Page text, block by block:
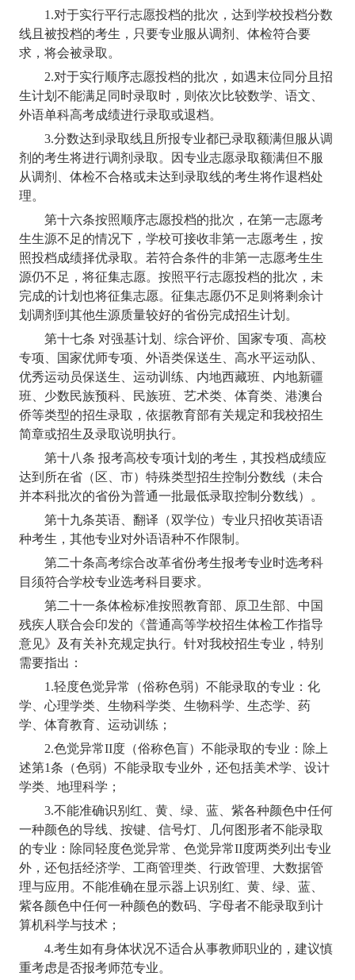
1.对于实行平行志愿投档的批次，达到学校投档分数
线且被投档的考生，只要专业服从调剂、体检符合要
求，将会被录取。
2.对于实行顺序志愿投档的批次，如遇末位同分且招
生计划不能满足同时录取时，则依次比较数学、语文、
外语单科高考成绩进行录取或退档。
3.分数达到录取线且所报专业都已录取额满但服从调
剂的考生将进行调剂录取。因专业志愿录取额满但不服
从调剂、体检不合格或未达到录取线的考生将作退档处
理。
第十六条按照顺序志愿投档的批次，在第一志愿考
生生源不足的情况下，学校可接收非第一志愿考生，按
照投档成绩择优录取。若符合条件的非第一志愿考生生
源仍不足，将征集志愿。按照平行志愿投档的批次，未
完成的计划也将征集志愿。征集志愿仍不足则将剩余计
划调剂到其他生源质量较好的省份完成招生计划。
第十七条 对强基计划、综合评价、国家专项、高校
专项、国家优师专项、外语类保送生、高水平运动队、
优秀运动员保送生、运动训练、内地西藏班、内地新疆
班、少数民族预科、民族班、艺术类、体育类、港澳台
侨等类型的招生录取，依据教育部有关规定和我校招生
简章或招生及录取说明执行。
第十八条 报考高校专项计划的考生，其投档成绩应
达到所在省（区、市）特殊类型招生控制分数线（未合
并本科批次的省份为普通一批最低录取控制分数线）。
第十九条英语、翻译（双学位）专业只招收英语语
种考生，其他专业对外语语种不作限制。
第二十条高考综合改革省份考生报考专业时选考科
目须符合学校专业选考科目要求。
第二十一条体检标准按照教育部、原卫生部、中国
残疾人联合会印发的《普通高等学校招生体检工作指导
意见》及有关补充规定执行。针对我校招生专业，特别
需要指出：
1.轻度色觉异常（俗称色弱）不能录取的专业：化
学、心理学类、生物科学类、生物科学、生态学、药
学、体育教育、运动训练；
2.色觉异常II度（俗称色盲）不能录取的专业：除上
述第1条（色弱）不能录取专业外，还包括美术学、设计
学类、地理科学；
3.不能准确识别红、黄、绿、蓝、紫各种颜色中任何
一种颜色的导线、按键、信号灯、几何图形者不能录取
的专业：除同轻度色觉异常、色觉异常II度两类列出专业
外，还包括经济学、工商管理类、行政管理、大数据管
理与应用。不能准确在显示器上识别红、黄、绿、蓝、
紫各颜色中任何一种颜色的数码、字母者不能录取到计
算机科学与技术；
4.考生如有身体状况不适合从事教师职业的，建议慎
重考虑是否报考师范专业。